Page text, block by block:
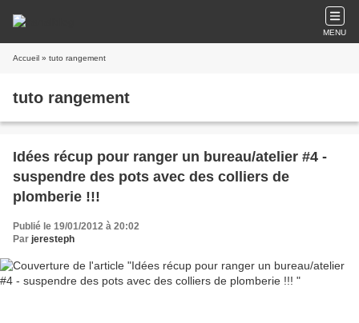
MENU
Accueil » tuto rangement
tuto rangement
Idées récup pour ranger un bureau/atelier #4 -
suspendre des pots avec des colliers de
plomberie !!!
Publié le 19/01/2012 à 20:02
Par jeresteph